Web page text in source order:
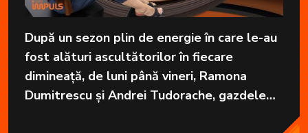
După un sezon plin de energie în care le-au
fost alături ascultătorilor în fiecare
dimineață, de luni până vineri, Ramona
Dumitrescu și Andrei Tudorache, gazdele